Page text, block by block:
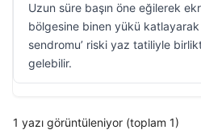
Uzun süre başın öne eğilerek
bölgesine binen yükü katlayarak
sendromu’ riski yaz tatiliyle
gelebilir.
1 yazı görüntüleniyor (toplam 1)